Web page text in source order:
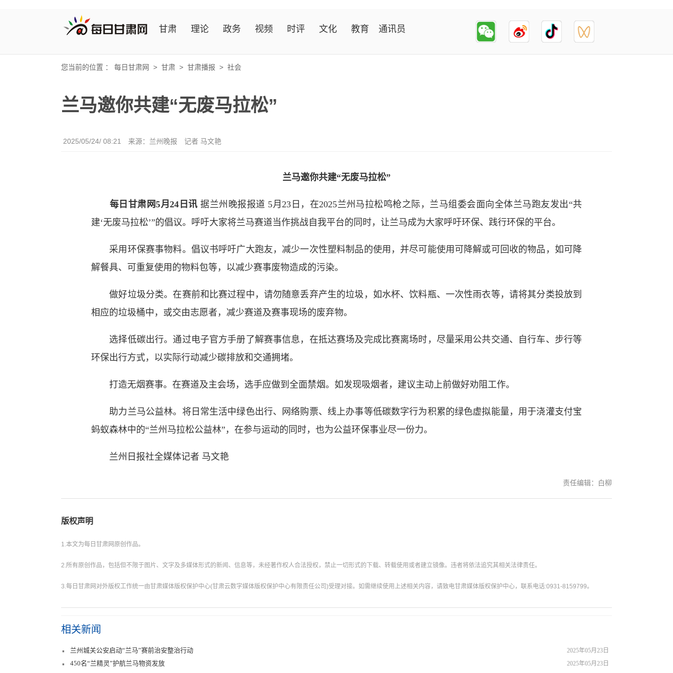
甘肃 理论 政务 视频 时评 文化 教育 通讯员
您当前的位置 ： 每日甘肃网 > 甘肃 > 甘肃播报 > 社会
兰马邀你共建“无废马拉松”
2025/05/24/ 08:21 来源：兰州晚报 记者 马文艳
兰马邀你共建“无废马拉松”
每日甘肃网5月24日讯 据兰州晚报报道 5月23日，在2025兰州马拉松鸣枪之际，兰马组委会面向全体兰马跑友发出“共
建‘无废马拉松’”的倡议。呼吁大家将兰马赛道当作挑战自我平台的同时，让兰马成为大家呼吁环保、践行环保的平台。
采用环保赛事物料。倡议书呼吁广大跑友，减少一次性塑料制品的使用，并尽可能使用可降解或可回收的物品，如可降
解餐具、可重复使用的物料包等，以减少赛事废物造成的污染。
做好垃圾分类。在赛前和比赛过程中，请勿随意丢弃产生的垃圾，如水杯、饮料瓶、一次性雨衣等，请将其分类投放到
相应的垃圾桶中，或交由志愿者，减少赛道及赛事现场的废弃物。
选择低碳出行。通过电子官方手册了解赛事信息，在抵达赛场及完成比赛离场时，尽量采用公共交通、自行车、步行等
环保出行方式，以实际行动减少碳排放和交通拥堵。
打造无烟赛事。在赛道及主会场，选手应做到全面禁烟。如发现吸烟者，建议主动上前做好劝阻工作。
助力兰马公益林。将日常生活中绿色出行、网络购票、线上办事等低碳数字行为积累的绿色虚拟能量，用于浇灌支付宝
蚂蚁森林中的“兰州马拉松公益林”，在参与运动的同时，也为公益环保事业尽一份力。
兰州日报社全媒体记者 马文艳
责任编辑：白柳
版权声明
1.本文为每日甘肃网原创作品。
2.所有原创作品，包括但不限于图片、文字及多媒体形式的新闻、信息等，未经著作权人合法授权，禁止一切形式的下载、转载使用或者建立镜像。违者将依法追究其相关法律责任。
3.每日甘肃网对外版权工作统一由甘肃媒体版权保护中心(甘肃云数字媒体版权保护中心有限责任公司)受理对接。如需继续使用上述相关内容，请致电甘肃媒体版权保护中心，联系电话:0931-8159799。
相关新闻
2025年05月23日
兰州城关公安启动“兰马”赛前治安整治行动
2025年05月23日
450名“兰精灵”护航兰马物资发放